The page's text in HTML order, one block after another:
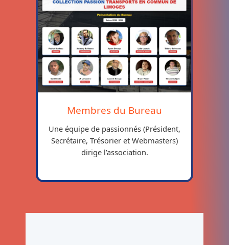
Membres du Bureau
Une équipe de passionnés (Président,
Secrétaire, Trésorier et Webmasters)
dirige l’association.